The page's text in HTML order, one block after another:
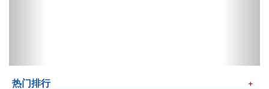
热门排行 ＋